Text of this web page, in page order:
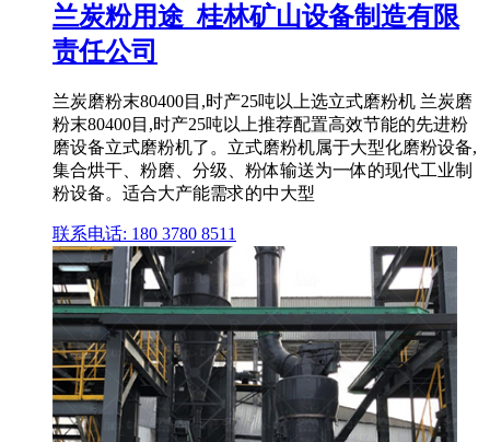
兰炭粉用途_桂林矿山设备制造有限
责任公司
兰炭磨粉末80400目,时产25吨以上选立式磨粉机 兰炭磨
粉末80400目,时产25吨以上推荐配置高效节能的先进粉
磨设备立式磨粉机了。立式磨粉机属于大型化磨粉设备,
集合烘干、粉磨、分级、粉体输送为一体的现代工业制
粉设备。适合大产能需求的中大型
联系电话: 180 3780 8511